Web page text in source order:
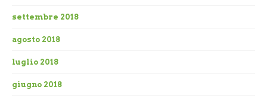
settembre 2018
agosto 2018
luglio 2018
giugno 2018